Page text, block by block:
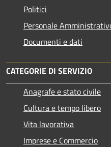
Politici
Personale
Documenti e dati
CATEGORIE DI SERVIZIO
Anagrafe e stato civile
Cultura e tempo libero
Vita lavorativa
Imprese e Commercio